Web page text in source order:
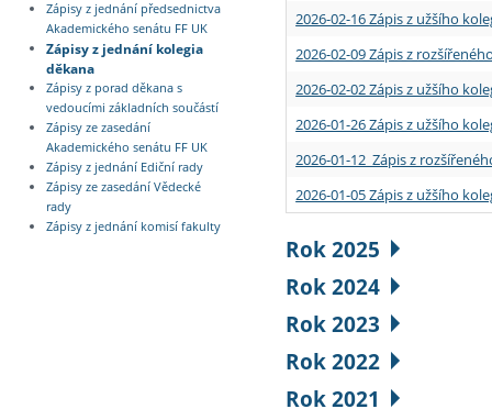
Zápisy z jednání předsednictva
Akademického senátu FF UK
Zápisy z jednání kolegia
děkana
Zápisy z porad děkana s
vedoucími základních součástí
Zápisy ze zasedání
Akademického senátu FF UK
Zápisy z jednání Ediční rady
Zápisy ze zasedání Vědecké
rady
Zápisy z jednání komisí fakulty
2026-02-16 Zápis z užšího
2026-02-09 Zápis z
2026-02-02 Zápis z užšího
2026-01-26 Zápis z užšího
2026-01-12 Zápis z
2026-01-05 Zápis z užšího
Rok 2025
Rok 2024
Rok 2023
Rok 2022
Rok 2021